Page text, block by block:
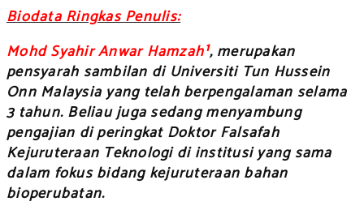
Biodata Ringkas Penulis:
Mohd Syahir Anwar Hamzah¹, merupakan
pensyarah sambilan di Universiti Tun Hussein
Onn Malaysia yang telah berpengalaman selama
3 tahun. Beliau juga sedang menyambung
pengajian di peringkat Doktor Falsafah
Kejuruteraan Teknologi di institusi yang sama
dalam fokus bidang kejuruteraan bahan
bioperubatan.